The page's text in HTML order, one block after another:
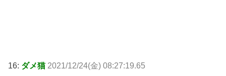
16: ダメ猫 2021/12/24(金) 08:27:19.65